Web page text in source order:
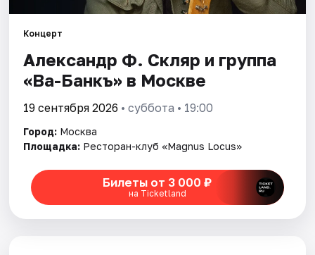
Города
Площадки
Артисты
Рейтинги
Концерт
Александр Ф. Скляр и группа
«Ва-Банкъ» в Москве
19 сентября 2026 • суббота • 19:00
Город: Москва
Площадка: Ресторан-клуб «Magnus Locus»
Билеты от 3 000 ₽
на Ticketland